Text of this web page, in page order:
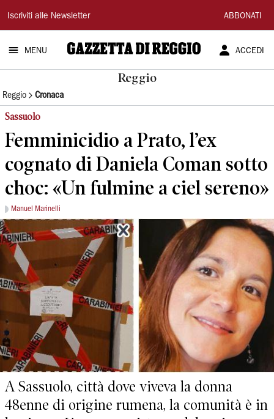
Gazzetta
di
Reggio
Iscriviti alle Newsletter ABBONATI
MENU ACCEDI
Reggio
Reggio Cronaca
Sassuolo
Femminicidio a Prato, l’ex
cognato di Daniela Coman sotto
choc: «Un fulmine a ciel sereno»
Manuel Marinelli
A Sassuolo, città dove viveva la donna
48enne di origine rumena, la comunità è in